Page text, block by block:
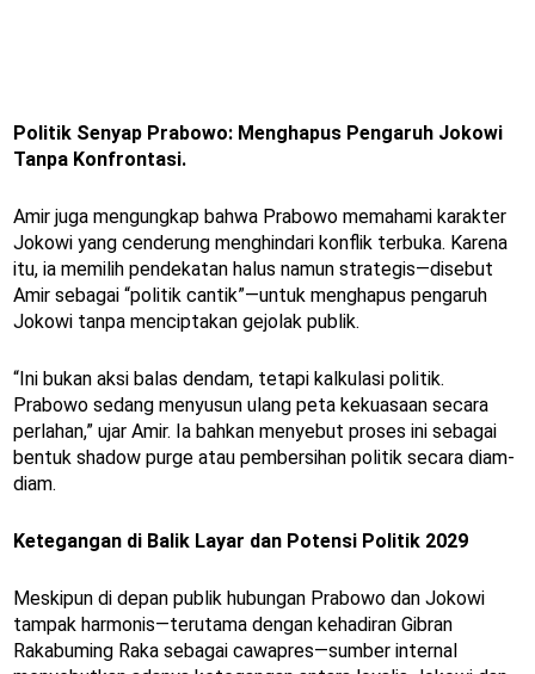
Politik Senyap Prabowo: Menghapus Pengaruh Jokowi
Tanpa Konfrontasi.
Amir juga mengungkap bahwa Prabowo memahami karakter
Jokowi yang cenderung menghindari konflik terbuka. Karena
itu, ia memilih pendekatan halus namun strategis—disebut
Amir sebagai “politik cantik”—untuk menghapus pengaruh
Jokowi tanpa menciptakan gejolak publik.
“Ini bukan aksi balas dendam, tetapi kalkulasi politik.
Prabowo sedang menyusun ulang peta kekuasaan secara
perlahan,” ujar Amir. Ia bahkan menyebut proses ini sebagai
bentuk shadow purge atau pembersihan politik secara diam-
diam.
Ketegangan di Balik Layar dan Potensi Politik 2029
Meskipun di depan publik hubungan Prabowo dan Jokowi
tampak harmonis—terutama dengan kehadiran Gibran
Rakabuming Raka sebagai cawapres—sumber internal